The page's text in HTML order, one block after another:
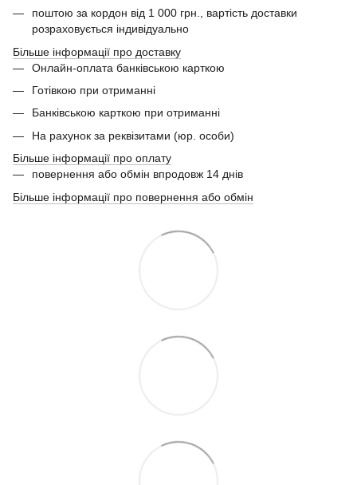
поштою за кордон від 1 000 грн., вартість доставки
розраховується індивідуально
Більше інформації про доставку
Онлайн-оплата банківською карткою
Готівкою при отриманні
Банківською карткою при отриманні
На рахунок за реквізитами (юр. особи)
Більше інформації про оплату
повернення або обмін впродовж 14 днів
Більше інформації про повернення або обмін